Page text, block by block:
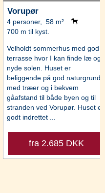
Vorupør
4 personer, 58 m²
700 m til kyst.
Velholdt sommerhus med god
terrasse hvor I kan finde læ og
nyde solen. Huset er
beliggende på god naturgrund
med træer og i bekvem
gåafstand til både byen og til
stranden ved Vorupør. Huset er
godt indrettet ...
fra 2.685 DKK